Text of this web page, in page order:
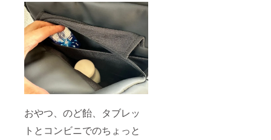
おやつ、のど飴、タブレッ
トとコンビニでのちょっと